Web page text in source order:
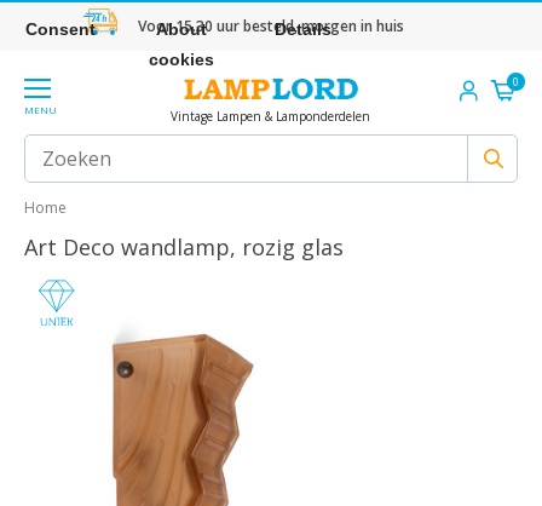
Voor 15.30 uur besteld, morgen in huis
MENU Vintage Lampen & Lamponderdelen
0
Home
Art Deco wandlamp, rozig glas
Consent
About
cookies
Details